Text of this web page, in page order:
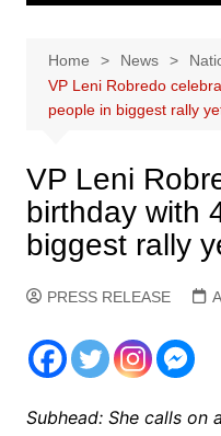
Home News
VP Leni Robredo
people in biggest rally
VP Leni
birthday with
biggest rally
PRESS RELEASE
Subhead: She calls